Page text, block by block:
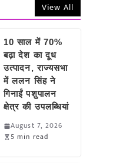
View All
10 साल में 70%
बढ़ा देश का दूध
उत्पादन, राज्यसभा
में ललन सिंह ने
गिनाईं पशुपालन
क्षेत्र की उपलब्धियां
August 7, 2026
5 min read